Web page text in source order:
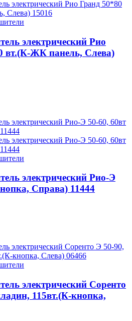
электрический Рио
вт.(К-ЖК панель, Слева)
электрический Рио-Э
Справа) 11444
электрический Соренто
115вт.(К-кнопка,